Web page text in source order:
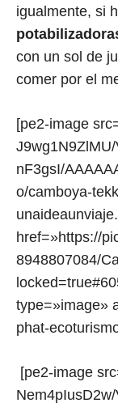
igualmente, si
con un sol de
comer por el
[pe2-image
nF3gsI/
o/camboya-
href=»https://
8948807084/
type=»image»
phat-
[pe2-image